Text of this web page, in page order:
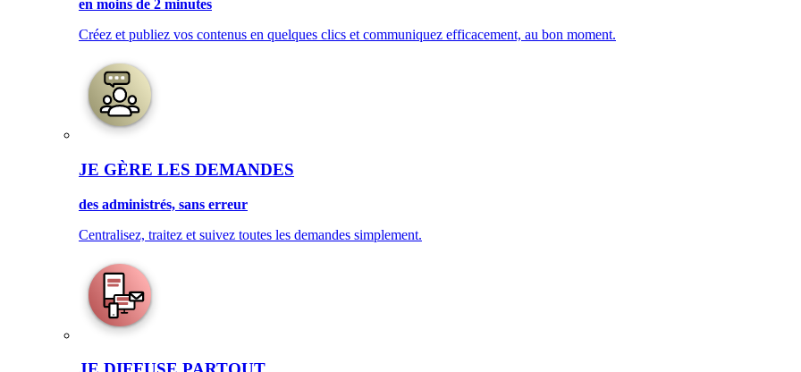
en moins de 2 minutes
Créez et publiez vos contenus en quelques clics et communiquez efficacement, au bon moment.
JE GÈRE LES DEMANDES
des administrés, sans erreur
Centralisez, traitez et suivez toutes les demandes simplement.